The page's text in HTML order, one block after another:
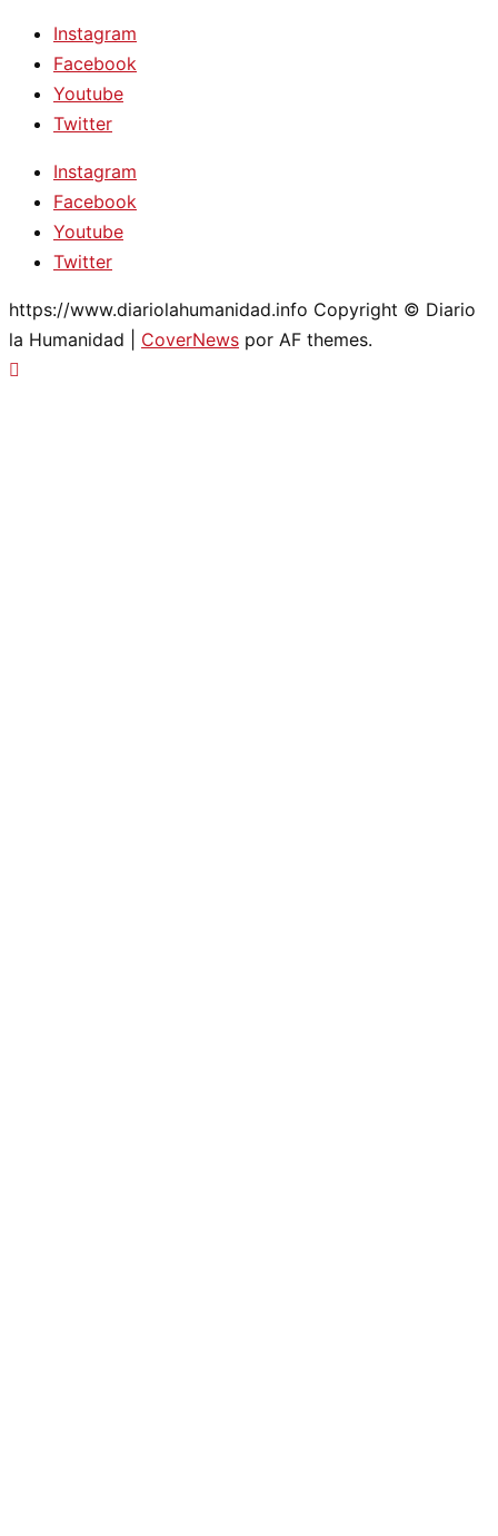
Instagram
Facebook
Youtube
Twitter
Instagram
Facebook
Youtube
Twitter
https://www.diariolahumanidad.info Copyright © Diario
la Humanidad
CoverNews por AF themes.